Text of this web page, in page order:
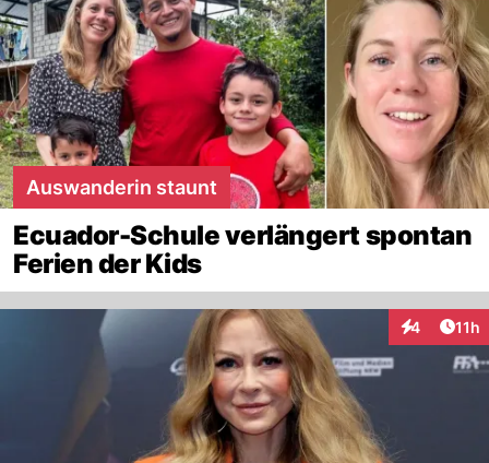
Auswanderin staunt
Ecuador-Schule verlängert spontan
Ferien der Kids
4 11h